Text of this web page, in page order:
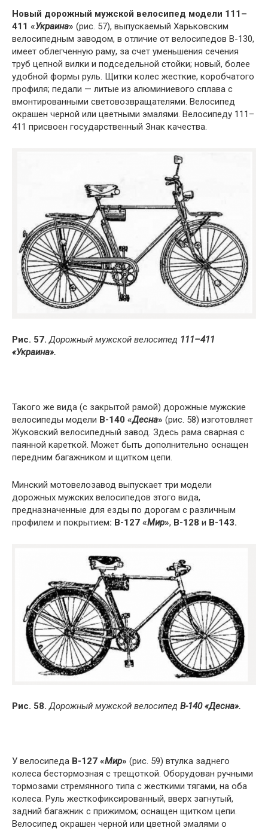
Новый дорожный мужской велосипед модели 111–
411 «Украина» (рис. 57), выпускаемый Харьковским
велосипедным заводом, в отличие от велосипедов В-130,
имеет облегченную раму, за счет уменьшения сечения
труб цепной вилки и подседельной стойки; новый, более
удобной формы руль. Щитки колес жесткие, коробчатого
профиля; педали — литые из алюминиевого сплава с
вмонтированными световозвращателями. Велосипед
окрашен черной или цветными эмалями. Велосипеду 111–
411 присвоен государственный Знак качества.
Рис. 57. Дорожный мужской велосипед 111–411
«Украина».
Такого же вида (с закрытой рамой) дорожные мужские
велосипеды модели В-140 «Десна» (рис. 58) изготовляет
Жуковский велосипедный завод. Здесь рама сварная с
паянной кареткой. Может быть дополнительно оснащен
передним багажником и щитком цепи.
Минский мотовелозавод выпускает три модели
дорожных мужских велосипедов этого вида,
предназначенные для езды по дорогам с различным
профилем и покрытием: В-127 «Мир», В-128 и В-143.
Рис. 58. Дорожный мужской велосипед В-140 «Десна».
У велосипеда В-127 «Мир» (рис. 59) втулка заднего
колеса бестормозная с трещоткой. Оборудован ручными
тормозами стремянного типа с жесткими тягами, на оба
колеса. Руль жесткофиксированный, вверх загнутый,
задний багажник с прижимом; оснащен щитком цепи.
Велосипед окрашен черной или цветной эмалями о